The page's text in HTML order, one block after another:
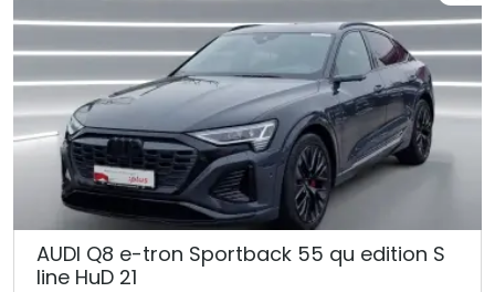
AUDI Q8 e-tron Sportback 55 qu edition S
line HuD 21